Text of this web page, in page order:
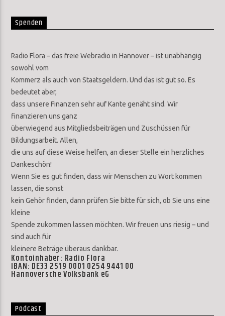
Spenden
Radio Flora – das freie Webradio in Hannover – ist unabhängig
sowohl vom
Kommerz als auch von Staatsgeldern. Und das ist gut so. Es
bedeutet aber,
dass unsere Finanzen sehr auf Kante genäht sind. Wir
finanzieren uns ganz
überwiegend aus Mitgliedsbeiträgen und Zuschüssen für
Bildungsarbeit. Allen,
die uns auf diese Weise helfen, an dieser Stelle ein herzliches
Dankeschön!
Wenn Sie es gut finden, dass wir Menschen zu Wort kommen
lassen, die sonst
kein Gehör finden, dann prüfen Sie bitte für sich, ob Sie uns eine
kleine
Spende zukommen lassen möchten. Wir freuen uns riesig – und
sind auch für
kleinere Beträge überaus dankbar.
Kontoinhaber: Radio Flora
IBAN: DE33 2519 0001 0254 9441 00
Hannoversche Volksbank eG
Podcast